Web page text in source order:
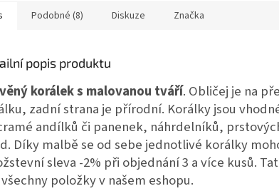
Podobné (8) Diskuze Značka
popis produktu
korálek s malovanou tváří. Obličej je na
zadní strana je přírodní. Korálky jsou
andílků či panenek, náhrdelníků,
Díky malbě se od sebe jednotlivé korálky
sleva -2% při objednání 3 a více kusů.
položky v našem eshopu.